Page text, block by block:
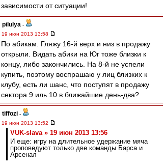
зависимости от ситуации!
pilulya -
19 июн 2013 13:58
По абикам. Гляжу 16-й верх и низ в продажу
открыли. Видать абики на Юг тоже близки к
концу, либо закончились. На 8-й не успели
купить, поэтому воспрашаю у лиц близких к
клубу, есть ли шанс, что поступят в продажу
сектора 9 иль 10 в ближайшие день-два?
tiffozi -
19 июн 2013 13:52
VUK-slava » 19 июн 2013 13:56
И еще: игру на длительное удержание мяча
проповедуют только две команды Барса и
Арсенал